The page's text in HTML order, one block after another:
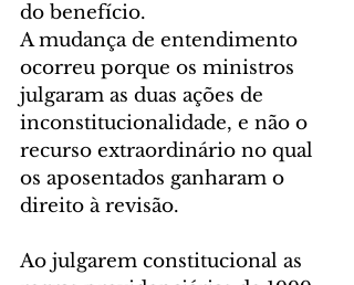
do benefício.
A mudança de entendimento
ocorreu porque os ministros
julgaram as duas ações de
inconstitucionalidade, e não o
recurso extraordinário no qual
os aposentados ganharam o
direito à revisão.
Ao julgarem constitucional as